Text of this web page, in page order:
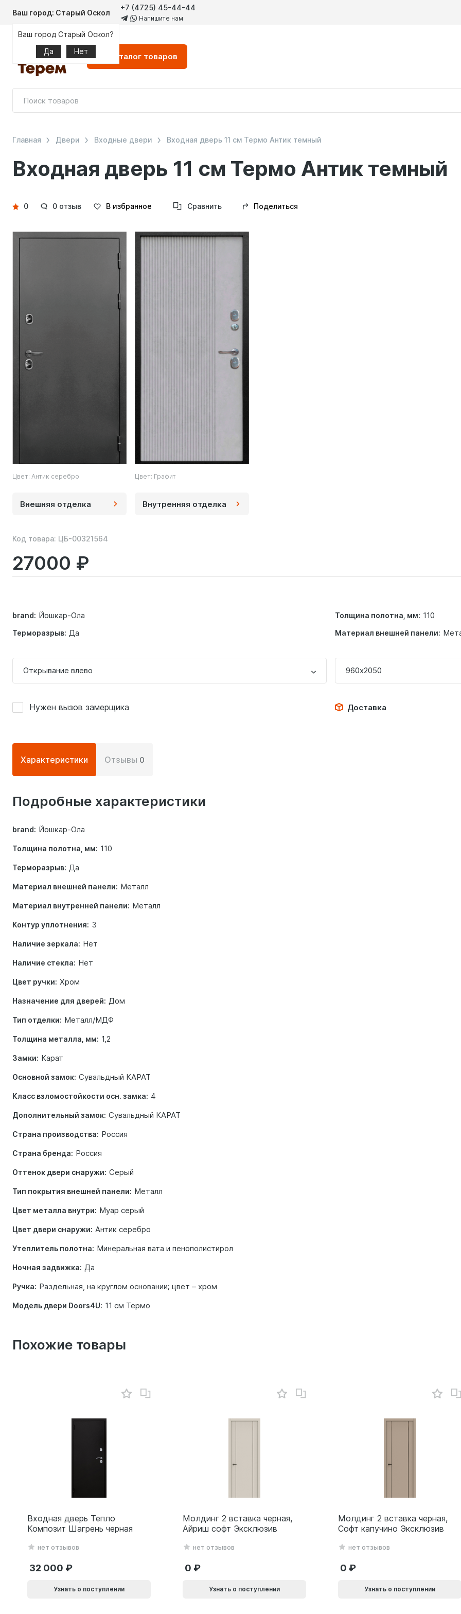
Ваш город: Старый Оскол
Ваш город Старый Оскол?
Да
Нет
+7 (4725) 45-44-44
Напишите нам
Каталог товаров
Входная дверь 11 см Термо Антик темный
Главная Двери Входные двери Входная дверь 11 см Термо Антик темный
Детали
0 0 отзыв В избранное Сравнить Поделиться
Цвет: Антик серебро Цвет: Графит
Внешняя отделка Внутренняя отделка
Код товара: ЦБ-00321564
27000
brand: Йошкар-Ола Толщина полотна, мм: 110
Терморазрыв: Да Материал внешней панели:
Открывание влево 960х2050
Нужен вызов замерщика Доставка
информация
дверях
Характеристики Отзывы 0
Подробные характеристики
brand: Йошкар-Ола
Толщина полотна, мм: 110
Терморазрыв: Да
Материал внешней панели: Металл
Материал внутренней панели: Металл
Контур уплотнения: 3
Наличие зеркала: Нет
Наличие стекла: Нет
Цвет ручки: Хром
Назначение для дверей: Дом
Тип отделки: Металл/МДФ
Толщина металла, мм: 1,2
Замки: Карат
Основной замок: Сувальдный КАРАТ
Класс взломостойкости осн. замка: 4
Дополнительный замок: Сувальдный КАРАТ
Страна производства: Россия
Страна бренда: Россия
Оттенок двери снаружи: Серый
Тип покрытия внешней панели: Металл
Цвет металла внутри: Муар серый
Цвет двери снаружи: Антик серебро
Утеплитель полотна: Минеральная вата и пенополистирол
Ночная задвижка: Да
Ручка: Раздельная, на круглом основании; цвет – хром
Модель двери Doors4U: 11 см Термо
Похожие товары
Входная дверь Тепло
Композит Шагрень черная
нет отзывов
32 000
Узнать о поступлении
Молдинг 2 вставка черная,
Айриш софт Эксклюзив
нет отзывов
0
Узнать о поступлении
Молдинг 2 вставка черная,
Софт капучино Эксклюзив
нет отзывов
0
Узнать о поступлении